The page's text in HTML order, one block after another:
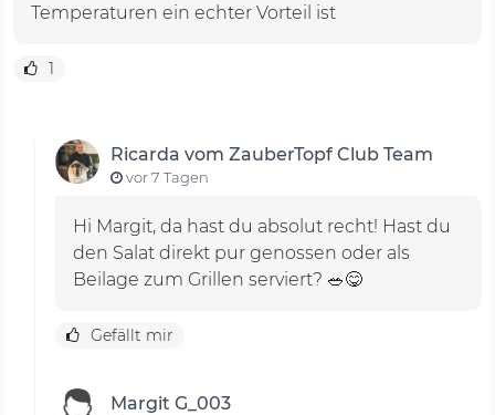
Temperaturen ein echter Vorteil ist
1
Ricarda vom ZauberTopf Club Team
vor 7 Tagen
Hi Margit, da hast du absolut recht! Hast du
den Salat direkt pur genossen oder als
Beilage zum Grillen serviert? 🥗😋
Gefällt mir
Margit G_003